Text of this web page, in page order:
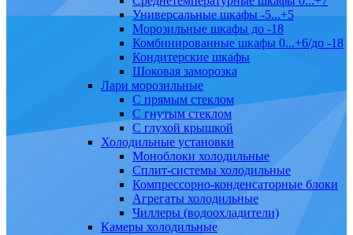
Универсальные шкафы -5...+5
Морозильные шкафы до -18
Комбинированные шкафы 0...+6/до -18
Кондитерские шкафы
Шоковая заморозка
Лари морозильные
С прямым стеклом
С гнутым стеклом
С глухой крышкой
Холодильные установки
Моноблоки холодильные
Сплит-системы холодильные
Компрессорно-конденсаторные блоки
Агрегаты холодильные
Чиллеры (водоохладители)
Камеры холодильные